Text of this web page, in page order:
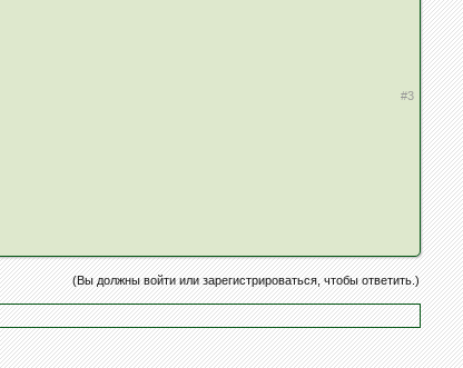
#3
(Вы должны войти или зарегистрироваться, чтобы ответить.)